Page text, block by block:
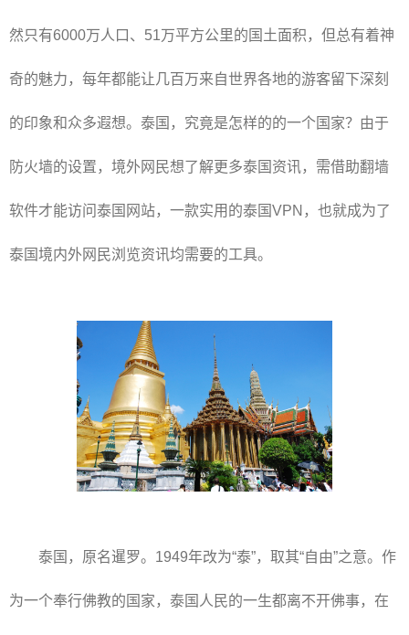
然只有6000万人口、51万平方公里的国土面积，但总有着神
奇的魅力，每年都能让几百万来自世界各地的游客留下深刻
的印象和众多遐想。泰国，究竟是怎样的的一个国家？由于
防火墙的设置，境外网民想了解更多泰国资讯，需借助翻墙
软件才能访问泰国网站，一款实用的泰国VPN，也就成为了
泰国境内外网民浏览资讯均需要的工具。
泰国，原名暹罗。1949年改为“泰”，取其“自由”之意。作
为一个奉行佛教的国家，泰国人民的一生都离不开佛事，在